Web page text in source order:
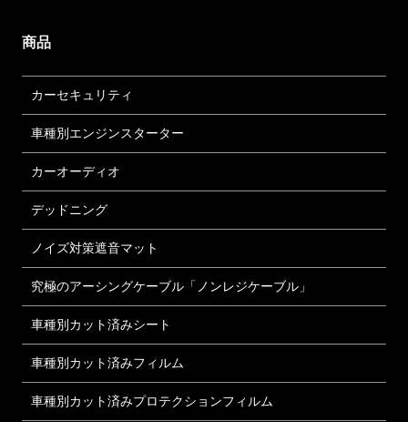
商品
カーセキュリティ
車種別エンジンスターター
カーオーディオ
デッドニング
ノイズ対策遮音マット
究極のアーシングケーブル「ノンレジケーブル」
車種別カット済みシート
車種別カット済みフィルム
車種別カット済みプロテクションフィルム